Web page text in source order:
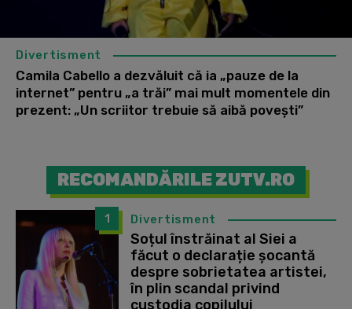
Divertisment
Camila Cabello a dezvăluit că ia „pauze de la
internet” pentru „a trăi” mai mult momentele din
prezent: „Un scriitor trebuie să aibă povești”
RECOMANDĂRILE ZUTV.RO
1 Divertisment
Soțul înstrăinat al Siei a
făcut o declarație șocantă
despre sobrietatea artistei,
în plin scandal privind
custodia copilului